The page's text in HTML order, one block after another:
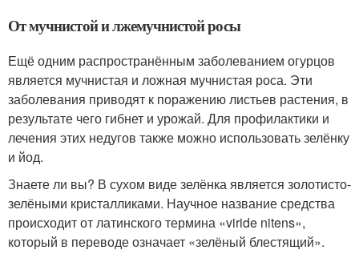
От мучнистой и лжемучнистой росы
Ещё одним распространённым заболеванием огурцов
является мучнистая и ложная мучнистая роса. Эти
заболевания приводят к поражению листьев растения, в
результате чего гибнет и урожай. Для профилактики и
лечения этих недугов также можно использовать зелёнку
и йод.
Знаете ли вы? В сухом виде зелёнка является золотисто-
зелёными кристалликами. Научное название средства
происходит от латинского термина «viride nitens»,
который в переводе означает «зелёный блестящий».